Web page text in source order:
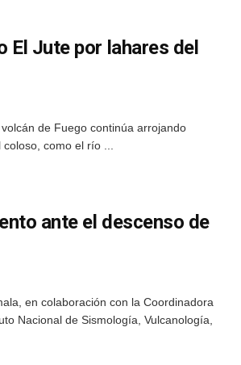
El Jute por lahares del
de Fuego continúa arrojando
como el río ...
ante el descenso de
en colaboración con la Coordinadora
Nacional de Sismología, Vulcanología,